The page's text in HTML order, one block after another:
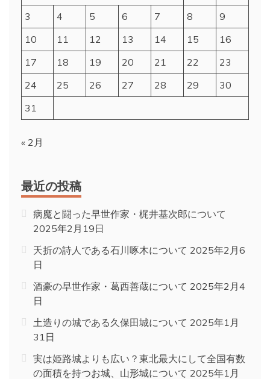
3
4 5 6 7 8
9
10
11 12 13 14 15
16
17
18 19 20 21 22
23
24
25 26 27 28 29
30
31
« 2月
最近の投稿
病魔と闘った早世作家・梶井基次郎について
2025年2月19日
夭折の詩人である石川啄木について 2025年2月6
日
酒豪の早世作家・葛西善蔵について 2025年2月4
日
土造りの城である久保田城について 2025年1月
31日
実は姫路城よりも広い？東北最大にして全国有数
の面積を持つお城、山形城について 2025年1月